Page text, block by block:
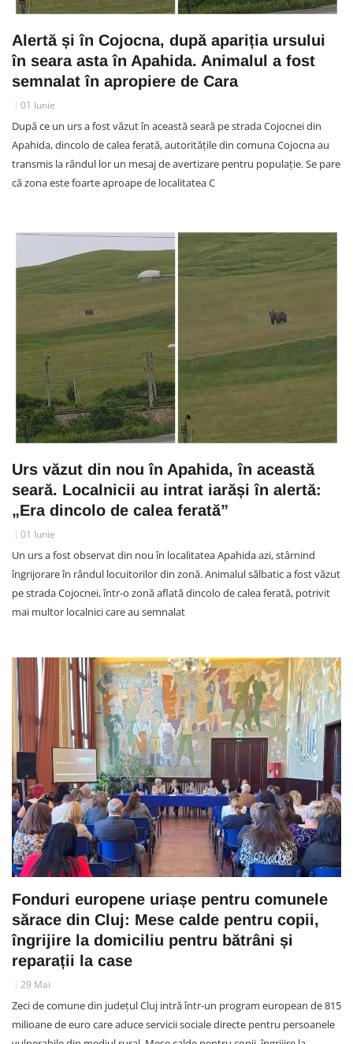
Alertă și în Cojocna, după apariția ursului
în seara asta în Apahida. Animalul a fost
semnalat în apropiere de Cara
01 Iunie
După ce un urs a fost văzut în această seară pe strada Cojocnei din
Apahida, dincolo de calea ferată, autoritățile din comuna Cojocna au
transmis la rândul lor un mesaj de avertizare pentru populație. Se pare
că zona este foarte aproape de localitatea C
Urs văzut din nou în Apahida, în această
seară. Localnicii au intrat iarăși în alertă:
„Era dincolo de calea ferată”
01 Iunie
Un urs a fost observat din nou în localitatea Apahida azi, stârnind
îngrijorare în rândul locuitorilor din zonă. Animalul sălbatic a fost văzut
pe strada Cojocnei, într-o zonă aflată dincolo de calea ferată, potrivit
mai multor localnici care au semnalat
Fonduri europene uriașe pentru comunele
sărace din Cluj: Mese calde pentru copii,
îngrijire la domiciliu pentru bătrâni și
reparații la case
29 Mai
Zeci de comune din județul Cluj intră într-un program european de 815
milioane de euro care aduce servicii sociale directe pentru persoanele